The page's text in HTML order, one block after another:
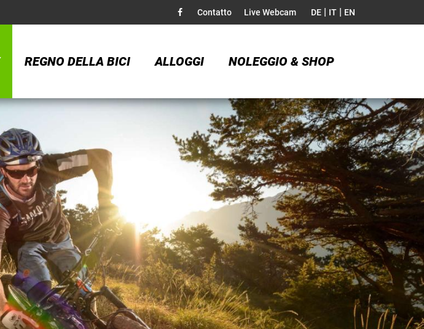
Contatto Live Webcam DE | IT | EN
REGNO DELLA BICI ALLOGGI NOLEGGIO & SHOP